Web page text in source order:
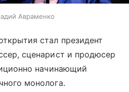
Авраменко
стал президент
сценарист и продюсер
начинающий
монолога.